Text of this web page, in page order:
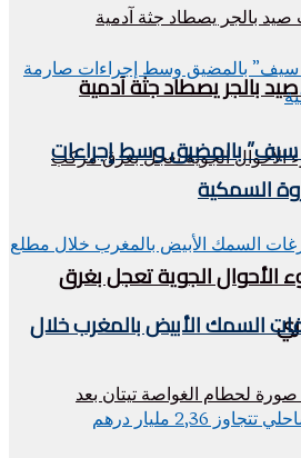
بالجر يصطاد جثة آدمية
الأحوال الجوية تعجل بغرق
سيف” بالمضيق وسط إجراءات
السمكية
السمك الأبيض بالمغرب خلال